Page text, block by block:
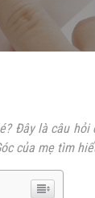
Đây là câu hỏi
của mẹ tìm